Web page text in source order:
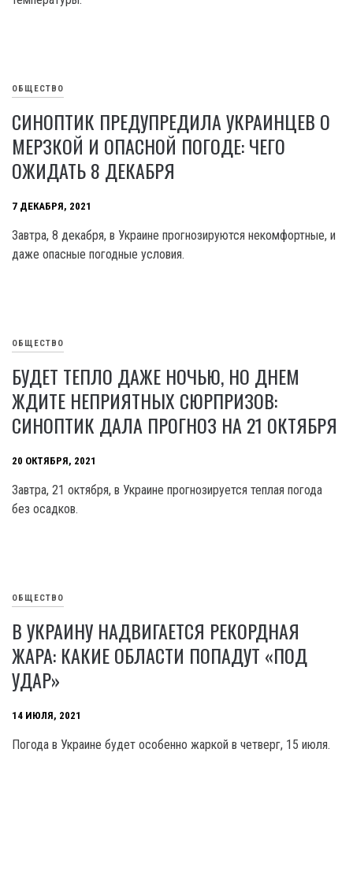
ОБЩЕСТВО
СИНОПТИК ПРЕДУПРЕДИЛА УКРАИНЦЕВ О
МЕРЗКОЙ И ОПАСНОЙ ПОГОДЕ: ЧЕГО
ОЖИДАТЬ 8 ДЕКАБРЯ
7 ДЕКАБРЯ, 2021
Завтра, 8 декабря, в Украине прогнозируются некомфортные, и
даже опасные погодные условия.
ОБЩЕСТВО
БУДЕТ ТЕПЛО ДАЖЕ НОЧЬЮ, НО ДНЕМ
ЖДИТЕ НЕПРИЯТНЫХ СЮРПРИЗОВ:
СИНОПТИК ДАЛА ПРОГНОЗ НА 21 ОКТЯБРЯ
20 ОКТЯБРЯ, 2021
Завтра, 21 октября, в Украине прогнозируется теплая погода
без осадков.
ОБЩЕСТВО
В УКРАИНУ НАДВИГАЕТСЯ РЕКОРДНАЯ
ЖАРА: КАКИЕ ОБЛАСТИ ПОПАДУТ «ПОД
УДАР»
14 ИЮЛЯ, 2021
Погода в Украине будет особенно жаркой в четверг, 15 июля.